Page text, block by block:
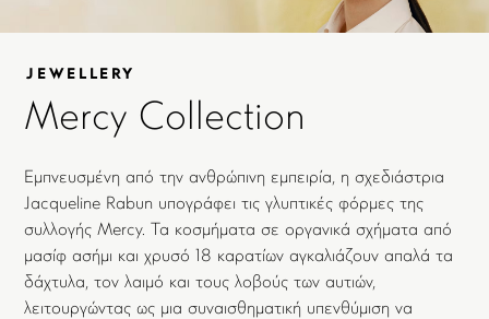
JEWELLERY
Mercy Collection
Εμπνευσμένη από την ανθρώπινη εμπειρία, η σχεδιάστρια
Jacqueline Rabun υπογράφει τις γλυπτικές φόρμες της
συλλογής Mercy. Τα κοσμήματα σε οργανικά σχήματα από
μασίφ ασήμι και χρυσό 18 καρατίων αγκαλιάζουν απαλά τα
δάχτυλα, τον λαιμό και τους λοβούς των αυτιών,
λειτουργώντας ως μια συναισθηματική υπενθύμιση να